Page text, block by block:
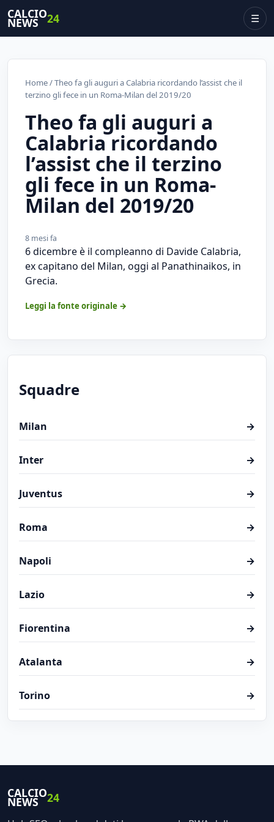
CALCIO
NEWS 24 ☰
Home/ Theo fa gli auguri a Calabria ricordando l’assist che il
terzino gli fece in un Roma-Milan del 2019/20
Theo fa gli auguri a
Calabria ricordando
l’assist che il terzino
gli fece in un Roma-
Milan del 2019/20
8 mesi fa
6 dicembre è il compleanno di Davide Calabria,
ex capitano del Milan, oggi al Panathinaikos, in
Grecia.
Leggi la fonte originale →
Squadre
Milan →
Inter →
Juventus →
Roma →
Napoli →
Lazio →
Fiorentina →
Atalanta →
Torino →
CALCIO
NEWS 24